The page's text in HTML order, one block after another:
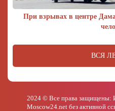
При взрывах в центре
ВСЯ
2024 © Все права защищены:
Moscow24.net без активной